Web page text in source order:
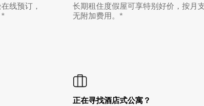
线预订，
长期租住度假屋可享特别好价，按月
无附加费用。*
正在寻找酒店式公寓？